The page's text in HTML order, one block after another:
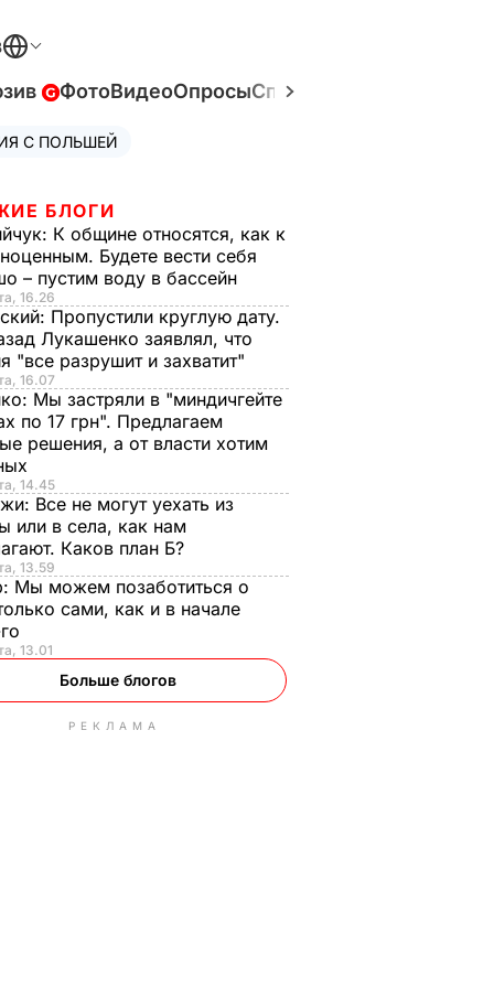
ФотоВидеоОпросыСпецпроекты
С ПОЛЬШЕЙ
БЛОГИ
К общине относятся, как к
Будете вести себя
– пустим воду в бассейн
16.26
Пропустили круглую дату.
Лукашенко заявлял, что
"все разрушит и захватит"
16.07
Мы застряли в "миндичгейте
по 17 грн". Предлагаем
решения, а от власти хотим
14.45
Все не могут уехать из
или в села, как нам
Каков план Б?
13.59
Мы можем позаботиться о
сами, как и в начале
13.01
Больше блогов
РЕКЛАМА